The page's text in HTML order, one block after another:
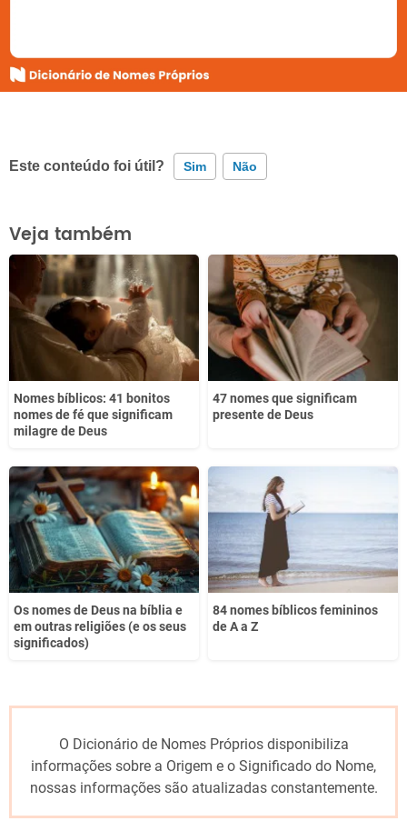
Este conteúdo foi útil? Sim Não
Este conteúdo contém informação incorreta
Este conteúdo não tem a informação que procuro
Outro
Veja também
Nomes bíblicos: 41 bonitos
nomes de fé que significam
milagre de Deus
47 nomes que significam
presente de Deus
Os nomes de Deus na bíblia e
em outras religiões (e os seus
significados)
84 nomes bíblicos femininos
de A a Z
O Dicionário de Nomes Próprios disponibiliza
informações sobre a Origem e o Significado do Nome,
nossas informações são atualizadas constantemente.